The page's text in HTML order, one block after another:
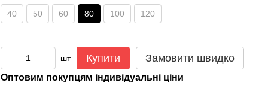
40 50 60 80 100 120
шт Купити Замовити швидко
Оптовим покупцям індивідуальні ціни